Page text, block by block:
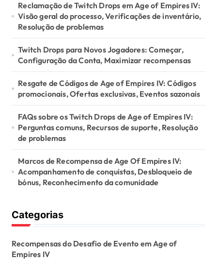
a
t
i
o
Reclamação de Twitch Drops em Age of Empires IV:
Visão geral do processo, Verificações de inventário,
Resolução de problemas
Twitch Drops para Novos Jogadores: Começar,
Configuração da Conta, Maximizar recompensas
Resgate de Códigos de Age of Empires IV: Códigos
promocionais, Ofertas exclusivas, Eventos sazonais
FAQs sobre os Twitch Drops de Age of Empires IV:
Perguntas comuns, Recursos de suporte, Resolução
de problemas
Marcos de Recompensa de Age Of Empires IV:
Acompanhamento de conquistas, Desbloqueio de
bónus, Reconhecimento da comunidade
Categorias
Recompensas do Desafio de Evento em Age of
Empires IV